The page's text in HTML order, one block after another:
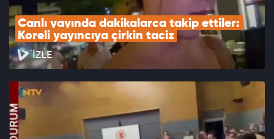
Canlı yayında dakikalarca takip ettiler:
Koreli yayıncıya çirkin taciz
İZLE